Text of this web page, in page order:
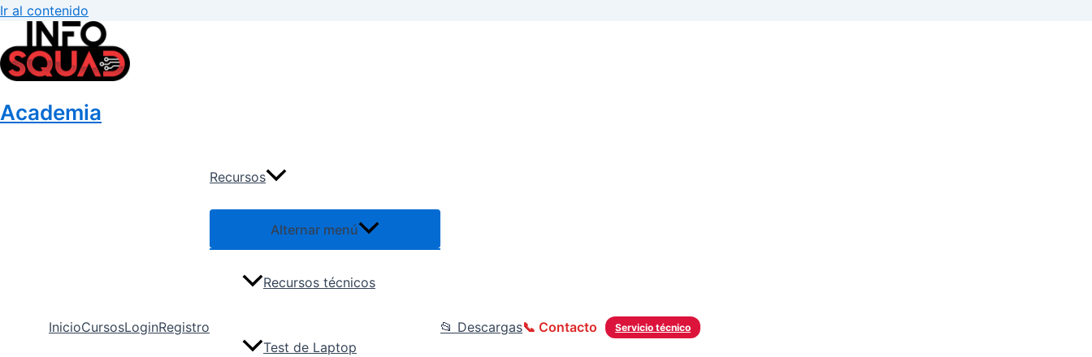
Ir al contenido
Academia
InicioCursosLoginRegistro
Recursos
Alternar menú
Recursos técnicos
Test de Laptop
📂 Descargas Servicio técnico
📞 Contacto